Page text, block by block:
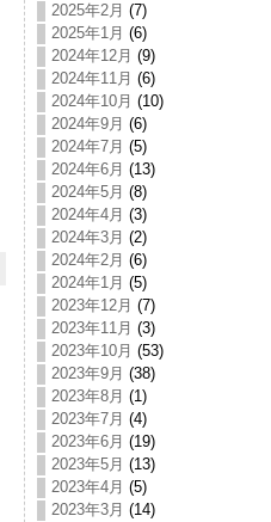
2025年2月 (7)
2025年1月 (6)
2024年12月 (9)
2024年11月 (6)
2024年10月 (10)
2024年9月 (6)
2024年7月 (5)
2024年6月 (13)
2024年5月 (8)
2024年4月 (3)
2024年3月 (2)
2024年2月 (6)
2024年1月 (5)
2023年12月 (7)
2023年11月 (3)
2023年10月 (53)
2023年9月 (38)
2023年8月 (1)
2023年7月 (4)
2023年6月 (19)
2023年5月 (13)
2023年4月 (5)
2023年3月 (14)